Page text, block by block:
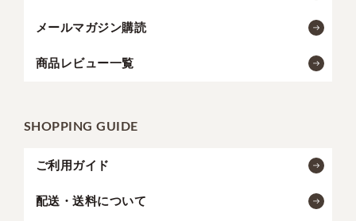
メールマガジン購読
商品レビュー一覧
SHOPPING GUIDE
ご利用ガイド
配送・送料について